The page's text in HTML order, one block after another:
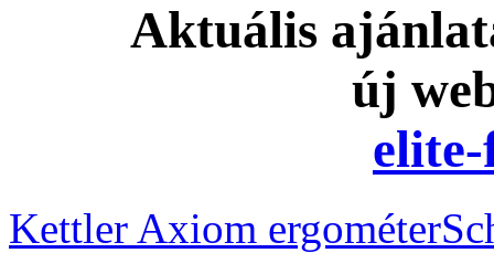
Aktuális
új
Kettler Axiom ergométer